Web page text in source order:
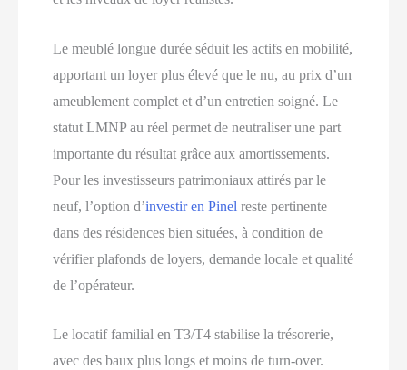
Le meublé longue durée séduit les actifs en mobilité,
apportant un loyer plus élevé que le nu, au prix d’un
ameublement complet et d’un entretien soigné. Le
statut LMNP au réel permet de neutraliser une part
importante du résultat grâce aux amortissements.
Pour les investisseurs patrimoniaux attirés par le
neuf, l’option d’investir en Pinel reste pertinente
dans des résidences bien situées, à condition de
vérifier plafonds de loyers, demande locale et qualité
de l’opérateur.
Le locatif familial en T3/T4 stabilise la trésorerie,
avec des baux plus longs et moins de turn-over.